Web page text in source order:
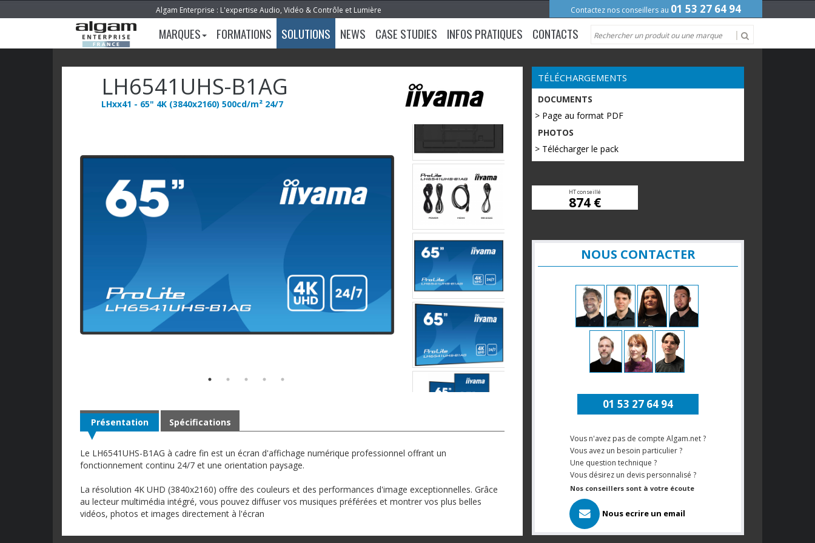
Algam Enterprise : L'expertise Audio, Vidéo & Contrôle et Lumière Contactez nos conseillers au 01 53 27 64 94
MARQUES FORMATIONS SOLUTIONS NEWS CASE STUDIES INFOS PRATIQUES CONTACTS
LH6541UHS-B1AG
LHxx41 - 65" 4K (3840x2160) 500cd/m² 24/7
Présentation
Le LH6541UHS-B1AG à cadre fin est un écran d'affichage numérique professionnel offrant un
fonctionnement continu 24/7 et une orientation paysage.
La résolution 4K UHD (3840x2160) offre des couleurs et des performances d'image exceptionnelles. Grâce
au lecteur multimédia intégré, vous pouvez diffuser vos musiques préférées et montrer vos plus belles
vidéos, photos et images directement à l'écran
Spécifications
TÉLÉCHARGEMENTS
DOCUMENTS
> Page au format PDF
PHOTOS
> Télécharger le pack
HT conseillé
874 €
NOUS CONTACTER
01 53 27 64 94
Vous n'avez pas de compte Algam.net ?
Vous avez un besoin particulier ?
Une question technique ?
Vous désirez un devis personnalisé ?
Nos conseillers sont à votre écoute
Nous ecrire un email